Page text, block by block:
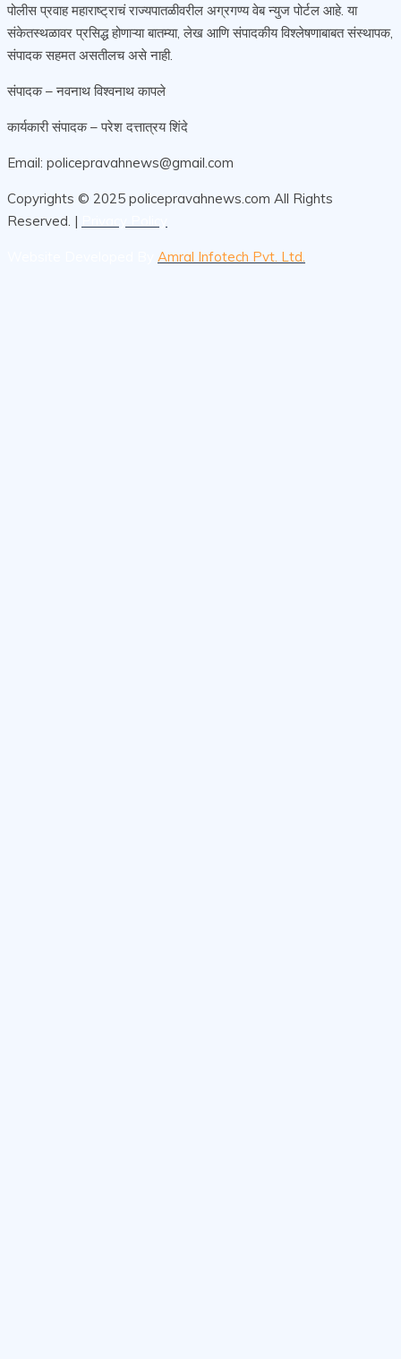
पोलीस प्रवाह महाराष्ट्राचं राज्यपातळीवरील अग्रगण्य वेब न्युज पोर्टल आहे. या
संकेतस्थळावर प्रसिद्ध होणाऱ्या बातम्या, लेख आणि संपादकीय विश्लेषणाबाबत संस्थापक,
संपादक सहमत असतीलच असे नाही.
संपादक – नवनाथ विश्वनाथ कापले
कार्यकारी संपादक – परेश दत्तात्रय शिंदे
Email: policepravahnews@gmail.com
Copyrights © 2025 policepravahnews.com All Rights
Reserved. |
Amral Infotech Pvt. Ltd.